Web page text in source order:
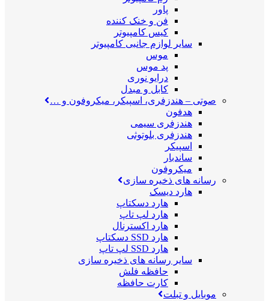
پاور
فن و خنک کننده
کیس کامپیوتر
سایر لوازم جانبی کامپیوتر
موس
پد موس
درایو نوری
کابل و مبدل
صوتی – هندزفری، اسپیکر، میکروفون و …
هدفون
هندزفری سیمی
هندزفری بلوتوثی
اسپیکر
ساندبار
میکروفون
رسانه های ذخیره سازی
هارد دیسک
هارد دسکتاپ
هارد لپ تاپ
هارد اکسترنال
هارد SSD دسکتاپ
هارد SSD لپ تاپ
سایر رسانه های ذخیره سازی
حافظه فلش
کارت حافظه
موبایل و تبلت